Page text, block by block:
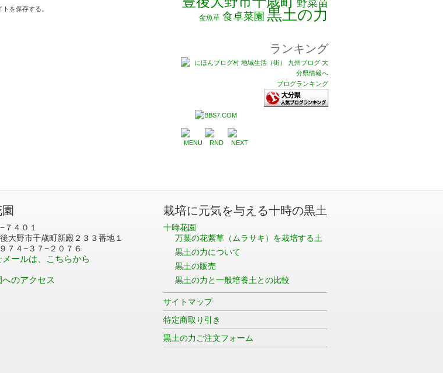
を保存する。 野菜苗
金魚草 食卓菜園 黒土の力
ランキング
ブログランキング
７４０１
大野市千歳町新殿２３３番地１
７４−３７−２０７６
メールは、こちらから
のアクセス
栽培に元気を与える十時の黒土
十時花園
万葉の花紫草（ムラサキ）を栽培する土
黒土の力について
黒土の販売
黒土の力と一般培養土との比較
サイトマップ
特定商取り引き
黒土の力ご注文フォーム